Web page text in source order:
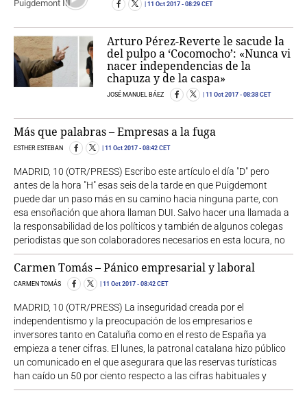
11 Oct 2017 - 08:29 CET
Arturo Pérez-Reverte le sacude la
del pulpo a ‘Cocomocho’: «Nunca vi
nacer independencias de la
chapuza y de la caspa»
JOSÉ MANUEL BÁEZ 11 Oct 2017 - 08:38 CET
Más que palabras – Empresas a la fuga
ESTHER ESTEBAN 11 Oct 2017 - 08:42 CET
MADRID, 10 (OTR/PRESS) Escribo este artículo el día "D" pero
antes de la hora "H" esas seis de la tarde en que Puigdemont
puede dar un paso más en su camino hacia ninguna parte, con
esa ensoñación que ahora llaman DUI. Salvo hacer una llamada a
la responsabilidad de los políticos y también de algunos colegas
periodistas que son colaboradores necesarios en esta locura, no
Carmen Tomás – Pánico empresarial y laboral
CARMEN TOMÁS 11 Oct 2017 - 08:42 CET
MADRID, 10 (OTR/PRESS) La inseguridad creada por el
independentismo y la preocupación de los empresarios e
inversores tanto en Cataluña como en el resto de España ya
empieza a tener cifras. El lunes, la patronal catalana hizo público
un comunicado en el que asegurara que las reservas turísticas
han caído un 50 por ciento respecto a las cifras habituales y